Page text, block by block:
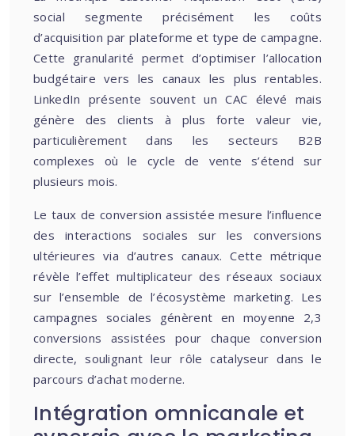
social segmente précisément les coûts
d’acquisition par plateforme et type de campagne.
Cette granularité permet d’optimiser l’allocation
budgétaire vers les canaux les plus rentables.
LinkedIn présente souvent un CAC élevé mais
génère des clients à plus forte valeur vie,
particulièrement dans les secteurs B2B
complexes où le cycle de vente s’étend sur
plusieurs mois.
Le taux de conversion assistée mesure l’influence
des interactions sociales sur les conversions
ultérieures via d’autres canaux. Cette métrique
révèle l’effet multiplicateur des réseaux sociaux
sur l’ensemble de l’écosystème marketing. Les
campagnes sociales génèrent en moyenne 2,3
conversions assistées pour chaque conversion
directe, soulignant leur rôle catalyseur dans le
parcours d’achat moderne.
Intégration omnicanale et